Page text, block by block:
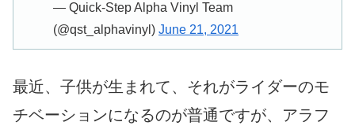
— Quick-Step Alpha Vinyl Team
(@qst_alphavinyl) June 21, 2021
最近、子供が生まれて、それがライダーのモ
チベーションになるのが普通ですが、アラフ